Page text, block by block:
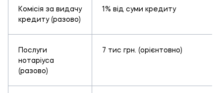
Комісія за видачу
кредиту (разово)
1% від суми кредиту
Послуги
нотаріуса
(разово)
7 тис грн. (орієнтовно)